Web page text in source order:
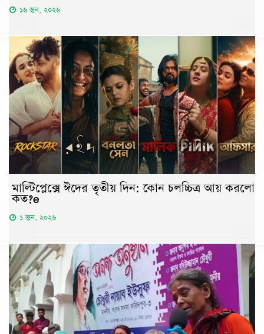
১৬ জুন, ২০২৬
মাল্টিপ্লেক্সে ঈদের তৃতীয় দিন: কোন চলচ্চিত্র আয় করলো
কত?e
১ জুন, ২০২৬